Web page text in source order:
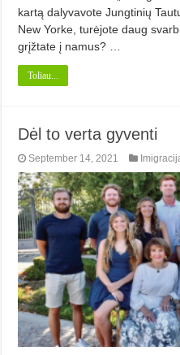
kartą da­lyvavote Jungtinių
New Yorke, turėjote daug
grįžtate į namus? …
Toliau...
Dėl to verta gyventi
September 14, 2021